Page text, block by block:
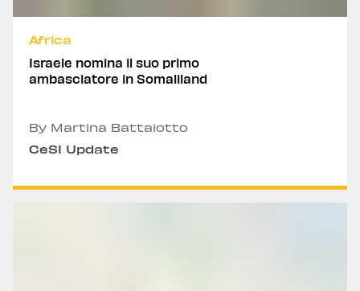
Africa
Israele nomina il suo primo
ambasciatore in Somaliland
By Martina Battaiotto
CeSI Update